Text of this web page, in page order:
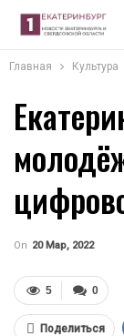
Главная Культура
On 20 Мар, 2022
0
5
Поделиться